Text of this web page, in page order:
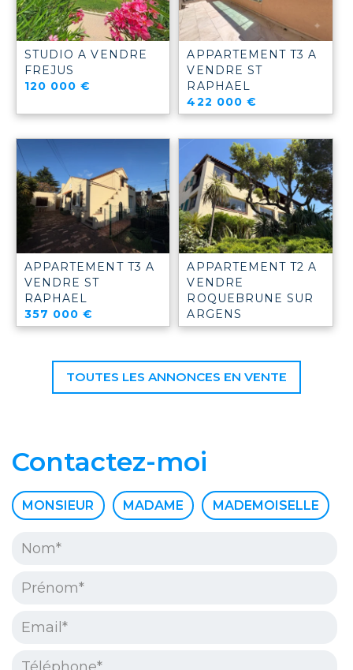
STUDIO A VENDRE
FREJUS
120 000 €
APPARTEMENT T3 A
VENDRE ST
RAPHAEL
422 000 €
APPARTEMENT T3 A
VENDRE ST
RAPHAEL
357 000 €
APPARTEMENT T2 A
VENDRE
ROQUEBRUNE SUR
ARGENS
249 000 €
TOUTES LES ANNONCES EN VENTE
Contactez-moi
Civilité :
MONSIEUR MADAME MADEMOISELLE
Nom* :
Prénom* :
Email* :
Téléphone* :